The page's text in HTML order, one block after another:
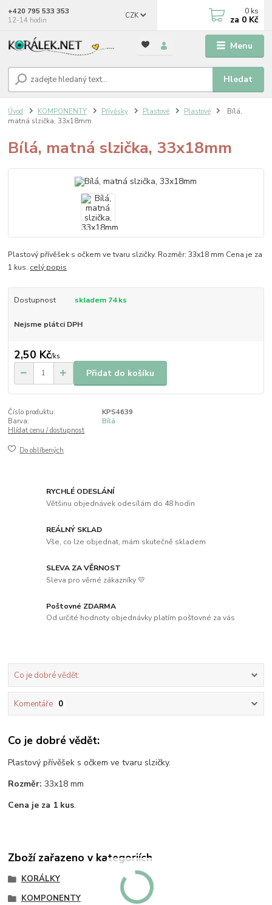
Menu
CZK
Hledat
+420 795 533 353
12-14 hodin
0 ks
za 0 Kč
Úvod KOMPONENTY Přívěsky Plastové Plastové
Bílá,
matná slzička, 33x18mm
Bílá, matná slzička, 33x18mm
Plastový přívěšek s očkem ve tvaru slzičky. Rozměr: 33x18 mm Cena je za
1 kus. celý popis
Dostupnost skladem 74 ks
Nejsme plátci DPH
2,50 Kč/ks
Přidat do košíku
Číslo produktu:
KPS4639
Barva:
Bílá
Hlídat cenu / dostupnost
Do oblíbených
RYCHLÉ ODESLÁNÍ
Většinu objednávek odesílám do 48 hodin
REÁLNÝ SKLAD
Vše, co lze objednat, mám skutečně skladem
SLEVA ZA VĚRNOST
Sleva pro věrné zákazníky 💛
Poštovné ZDARMA
Od určité hodnoty objednávky platím poštovné za vás
Co je dobré vědět:
Komentáře 0
Co je dobré vědět:
Plastový přívěšek s očkem ve tvaru slzičky.
Rozměr: 33x18 mm
Cena je za 1 kus.
Zboží zařazeno v kategoriích
KORÁLKY
KOMPONENTY